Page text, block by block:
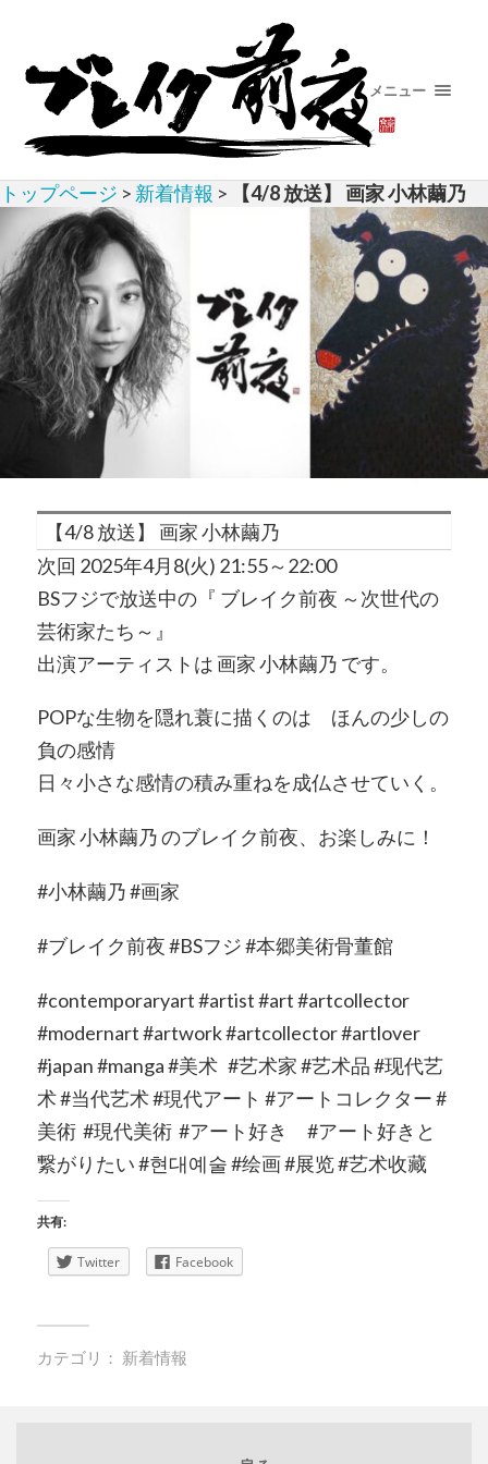
メニュー
トップページ > 新着情報 > 【4/8 放送】 画家 小林繭乃
【4/8 放送】 画家 小林繭乃
次回 2025年4月8(火) 21:55～22:00
BSフジで放送中の『 ブレイク前夜 ～次世代の
芸術家たち～』
出演アーティストは 画家 小林繭乃 です。
POPな生物を隠れ蓑に描くのは ほんの少しの
負の感情
日々小さな感情の積み重ねを成仏させていく。
画家 小林繭乃 のブレイク前夜、お楽しみに！
#小林繭乃 #画家
#ブレイク前夜 #BSフジ #本郷美術骨董館
#contemporaryart #artist #art #artcollector
#modernart #artwork #artcollector #artlover
#japan #manga #美术 #艺术家 #艺术品 #现代艺
术 #当代艺术 #現代アート #アートコレクター #
美術 #現代美術 #アート好き #アート好きと
繋がりたい #현대예술 #绘画 #展览 #艺术收藏
共有:
Twitter Facebook
カテゴリ： 新着情報